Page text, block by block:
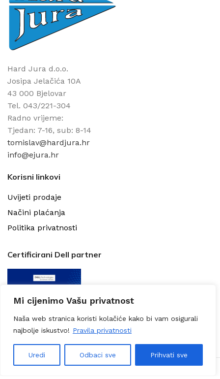
Mi cijenimo Vašu privatnost
Naša web stranica koristi kolačiće kako bi vam osigurali
najbolje iskustvo! Pravila privatnosti
Uredi Odbaci sve Prihvati sve
Hard Jura d.o.o.
Josipa Jelačića 10A
43 000 Bjelovar
Tel. 043/221-304
Radno vrijeme:
Tjedan: 7-16, sub: 8-14
tomislav@hardjura.hr
info@ejura.hr
Korisni linkovi
Uvijeti prodaje
Načini plaćanja
Politika privatnosti
Certificirani Dell partner
Hard Jura d.o.o. 2024 CREATED BY